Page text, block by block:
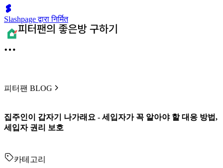
Slashpage द्वारा निर्मित
피터팬 BLOG
집주인이 갑자기 나가래요 - 세입자가 꼭 알아야 할 대응 방법,
세입자 권리 보호
카테고리